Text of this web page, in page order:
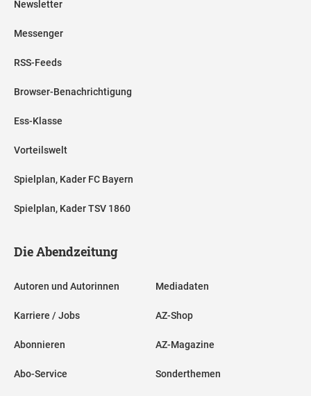
Newsletter
Messenger
RSS-Feeds
Browser-Benachrichtigung
Ess-Klasse
Vorteilswelt
Spielplan, Kader FC Bayern
Spielplan, Kader TSV 1860
Die Abendzeitung
Autoren und Autorinnen
Karriere / Jobs
Abonnieren
Abo-Service
Mediadaten
AZ-Shop
AZ-Magazine
Sonderthemen